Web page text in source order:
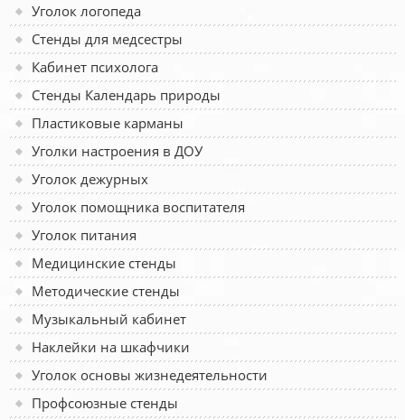
Уголок логопеда
Стенды для медсестры
Кабинет психолога
Стенды Календарь природы
Пластиковые карманы
Уголки настроения в ДОУ
Уголок дежурных
Уголок помощника воспитателя
Уголок питания
Медицинские стенды
Методические стенды
Музыкальный кабинет
Наклейки на шкафчики
Уголок основы жизнедеятельности
Профсоюзные стенды